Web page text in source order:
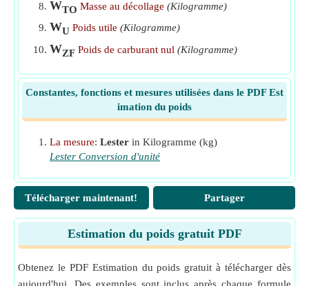
WTO Masse au décollage (Kilogramme)
WU Poids utile (Kilogramme)
WZF Poids de carburant nul (Kilogramme)
Constantes, fonctions et mesures utilisées dans le PDF Est
imation du poids
La mesure: Lester in Kilogramme (kg)
Lester Conversion d'unité
Télécharger maintenant! Partager
Estimation du poids gratuit PDF
Obtenez le PDF Estimation du poids gratuit à télécharger dès